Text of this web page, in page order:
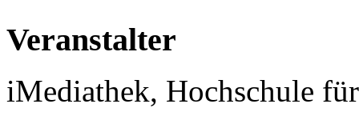
Veranstalter
iMediathek, Hochschule